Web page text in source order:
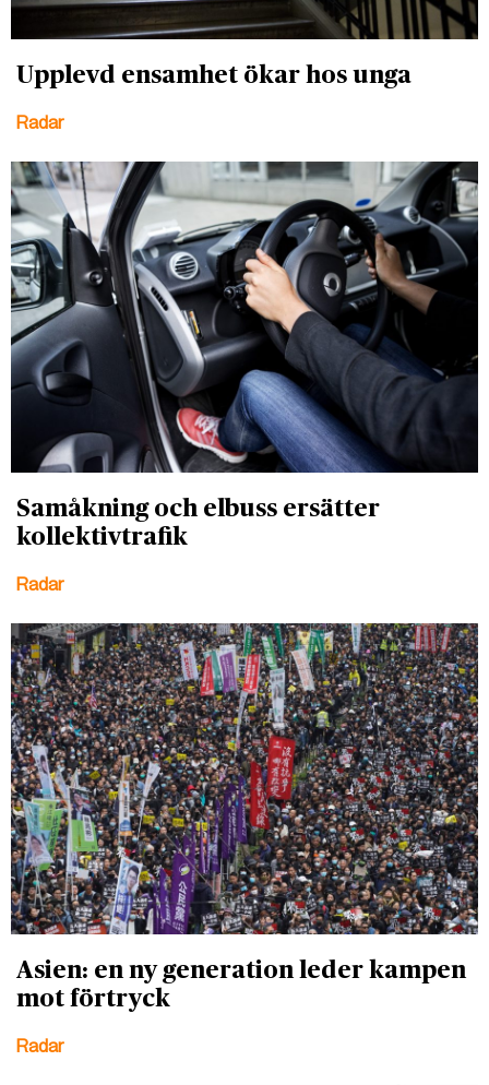
Upplevd ensamhet ökar hos unga
Radar
Samåkning och elbuss ersätter
kollektivtrafik
Radar
Asien: en ny generation leder kampen
mot förtryck
Radar